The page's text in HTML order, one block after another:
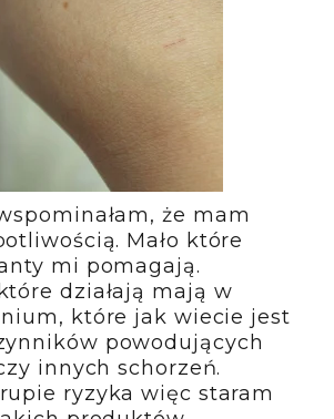
że mam
Mało które
mi pomagają.
działają mają w
które jak wiecie jest
powodujących
innych schorzeń.
ryzyka więc staram